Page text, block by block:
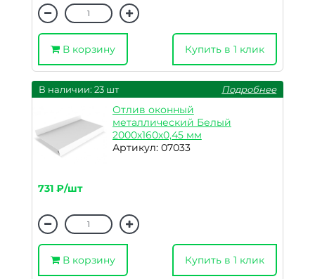
В корзину Купить в 1 клик
В наличии: 23 шт Подробнее
Отлив оконный
металлический Белый
2000х160х0,45 мм
Артикул: 07033
731 ₽/шт
В корзину Купить в 1 клик